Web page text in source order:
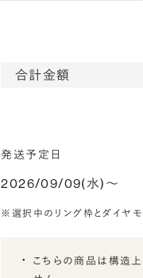
合計金額
発送予定日
2026/09/09(水)〜
※選択中のリング枠とダイヤ
こちらの商品は構造上